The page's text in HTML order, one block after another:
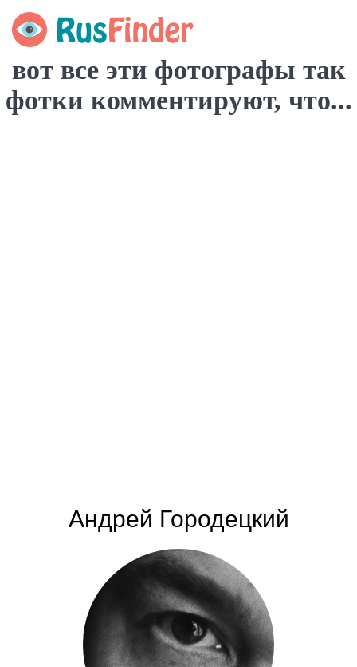
вот все эти фотографы так
фотки комментируют, что...
Андрей Городецкий